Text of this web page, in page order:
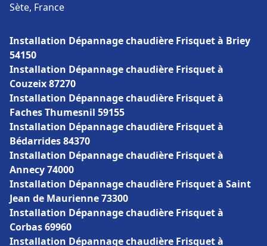
Sète, France
Installation Dépannage chaudière Frisquet à Briey
54150
Installation Dépannage chaudière Frisquet à
Couzeix 87270
Installation Dépannage chaudière Frisquet à
Faches Thumesnil 59155
Installation Dépannage chaudière Frisquet à
Bédarrides 84370
Installation Dépannage chaudière Frisquet à
Annecy 74000
Installation Dépannage chaudière Frisquet à Saint
Jean de Maurienne 73300
Installation Dépannage chaudière Frisquet à
Corbas 69960
Installation Dépannage chaudière Frisquet à